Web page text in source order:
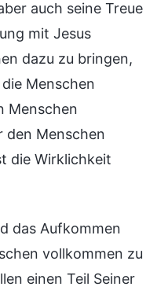
auch seine Treue
mit Jesus
dazu zu bringen,
Menschen
Menschen
den Menschen
die Wirklichkeit
das Aufkommen
vollkommen zu
einen Teil Seiner